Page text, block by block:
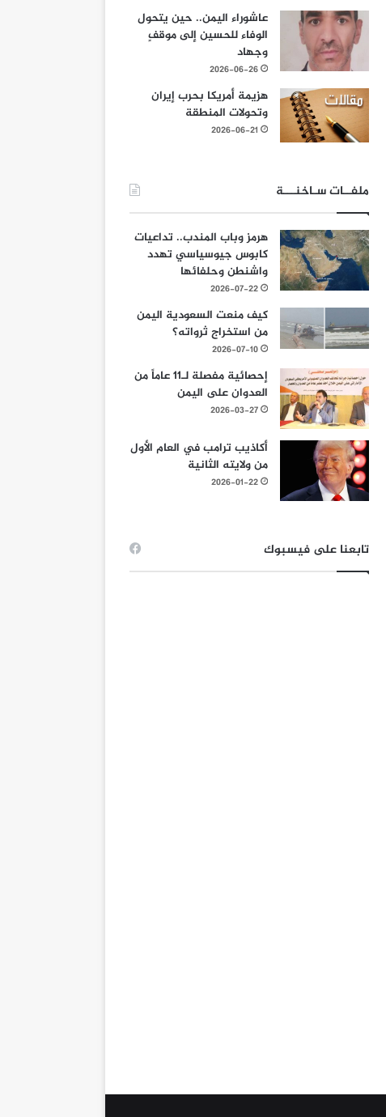
عاشوراء اليمن.. حين يتحول
الوفاء للحسين إلى موقفٍ
وجهاد
2026-06-26
هزيمة أمريكا بحرب إيران
وتحولات المنطقة
2026-06-21
ملفــات سـاخنـــة
هرمز وباب المندب.. تداعيات
كابوس جيوسياسي تهدد
واشنطن وحلفائها
2026-07-22
كيف منعت السعودية اليمن
من استخراج ثرواته؟
2026-07-10
إحصائية مفصلة لـ11 عاماً من
العدوان على اليمن
2026-03-27
أكاذيب ترامب في العام الأول
من ولايته الثانية
2026-01-22
تابعنا على فيسبوك